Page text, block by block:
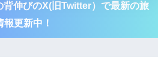
背伸びのX(旧Twitter）で最新の旅
報更新中！